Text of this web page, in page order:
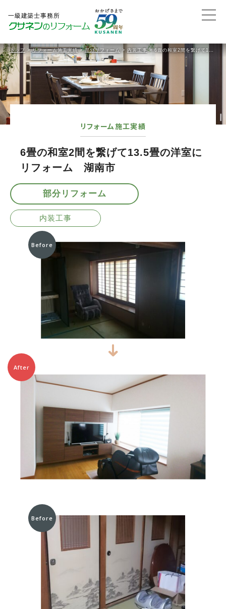
トップ >リフォーム施工実績>部分リフォーム > 内装工事>6畳の和室2間を繋げて13.5畳の洋室にリフォーム 湖南市
リフォーム施工実績
6畳の和室2間を繋げて13.5畳の洋室に
リフォーム 湖南市
部分リフォーム
内装工事
Before
After
Before